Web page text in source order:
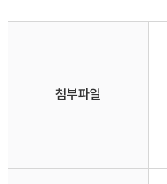
첨부파일